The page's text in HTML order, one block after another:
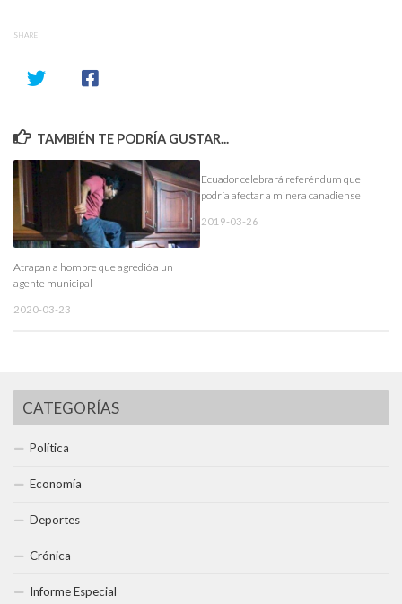
SHARE
TAMBIÉN TE PODRÍA GUSTAR...
Atrapan a hombre que agredió a un
agente municipal
2020-03-23
Ecuador celebrará referéndum que
podría afectar a minera canadiense
2019-03-26
CATEGORÍAS
Política
Economía
Deportes
Crónica
Informe Especial